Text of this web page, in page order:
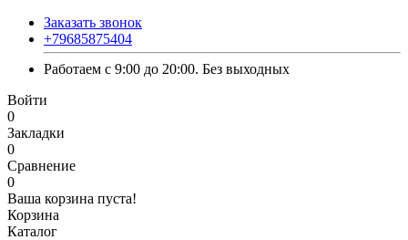
Заказать звонок
+79685875404
Работаем с 9:00 до 20:00. Без выходных
Войти
0
Закладки
0
Сравнение
0
Ваша корзина пуста!
Корзина
Каталог